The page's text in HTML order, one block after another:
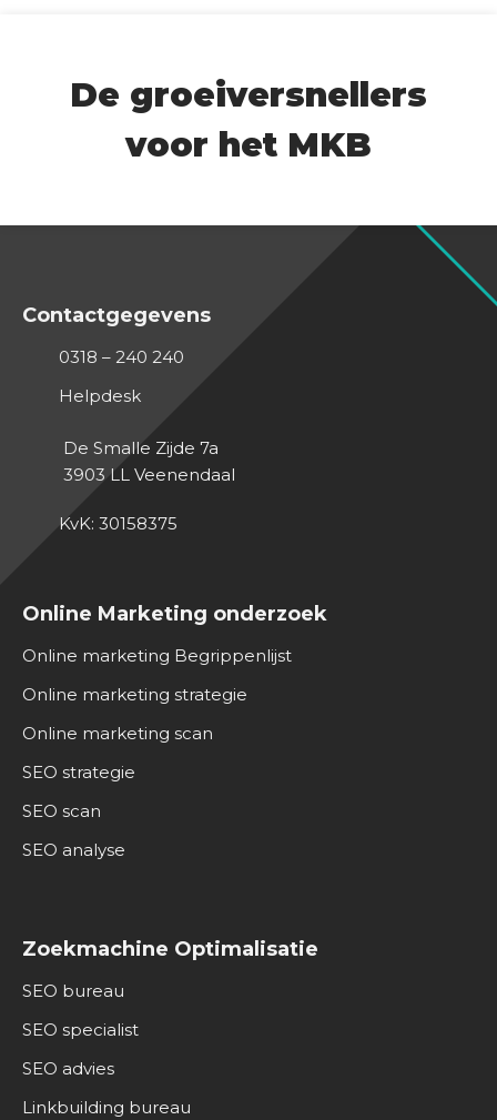
De groeiversnellers
voor het MKB
Online Marketing onderzoek
Online marketing Begrippenlijst
Online marketing strategie
Online marketing scan
SEO strategie
SEO scan
SEO analyse
Zoekmachine Optimalisatie
SEO bureau
SEO specialist
SEO advies
Linkbuilding bureau
Contactgegevens
0318 – 240 240
Helpdesk
De Smalle Zijde 7a
3903 LL Veenendaal
KvK: 30158375